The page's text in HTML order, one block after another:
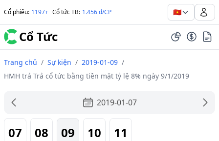
Cổ phiếu: 1197+ Cổ tức TB: 1.456 đ/CP 🇻🇳
Cổ Tức
Trang chủ / Sự kiện / 2019-01-09 /
HMH trả Trả cổ tức bằng tiền mặt tỷ lệ 8% ngày 9/1/2019
2019-01-07
07 08 09 10 11